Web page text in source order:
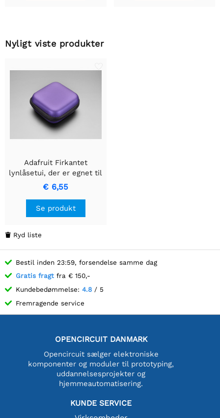
Nyligt viste produkter
Adafruit Firkantet
lynlåsetui, der er egnet til
producenten - lilla
€ 6,55
Se produkt
 Ryd liste
Bestil inden 23:59, forsendelse samme dag
Gratis fragt fra € 150,-
Kundebedømmelse: 4.8 / 5
Fremragende service
OPENCIRCUIT DANMARK
Opencircuit sælger elektroniske
komponenter og moduler til prototyping,
uddannelsesprojekter og
hjemmeautomatisering.
KUNDE SERVICE